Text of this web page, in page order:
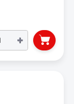
+